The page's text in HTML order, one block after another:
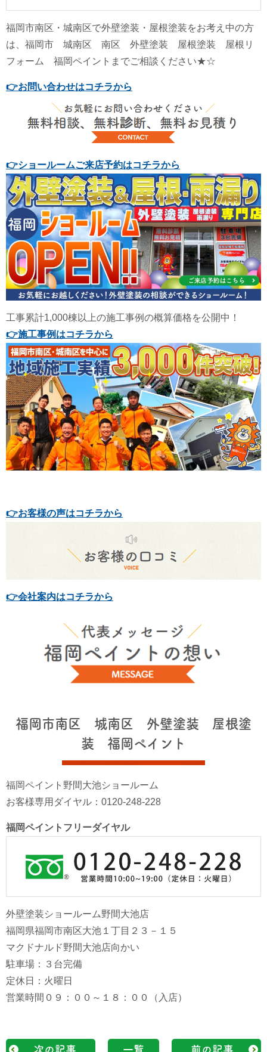
福岡市南区・城南区で外壁塗装・屋根塗装をお考え中の方
は、福岡市 城南区 南区 外壁塗装 屋根塗装 屋根リ
フォーム 福岡ペイントまでご相談ください★☆
👉お問い合わせはコチラから
👉ショールームご来店予約はコチラから
工事累計1,000棟以上の施工事例の概算価格を公開中！
👉施工事例はコチラから
👉お客様の声はコチラから
👉会社案内はコチラから
福岡市南区 城南区 外壁塗装 屋根塗
装 福岡ペイント
福岡ペイント野間大池ショールーム
お客様専用ダイヤル：0120-248-228
福岡ペイントフリーダイヤル
外壁塗装ショールーム野間大池店
福岡県福岡市南区大池１丁目２３－１５
マクドナルド野間大池店向かい
駐車場：３台完備
定休日：火曜日
営業時間０９：００～１８：００（入店）
次の記事 一覧 前の記事